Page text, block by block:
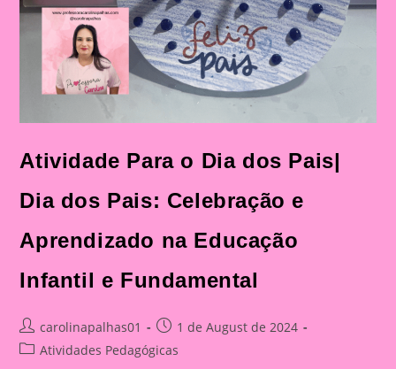
Atividade Para o Dia dos Pais|
Dia dos Pais: Celebração e
Aprendizado na Educação
Infantil e Fundamental
Post
author:
carolinapalhas01
Post
published:
1 de August de 2024
PostAtividades Pedagógicas